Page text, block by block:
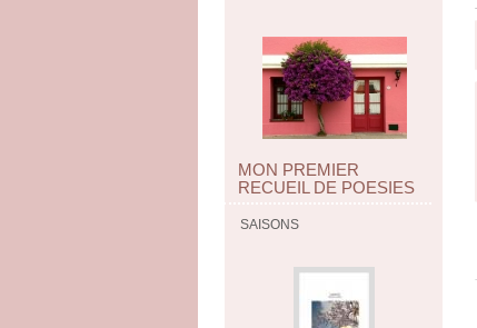
MON PREMIER
RECUEIL DE POESIES
SAISONS